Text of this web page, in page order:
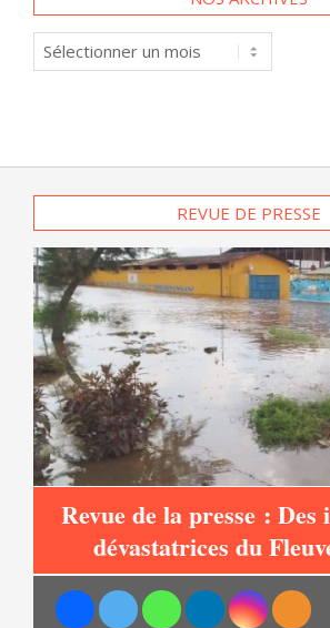
Nos
archives
REVUE DE PRESSE
Revue de la presse : Des
dévastatrices du